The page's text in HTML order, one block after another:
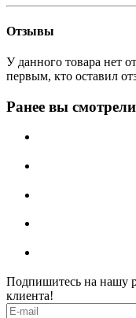
Отзывы
У данного товара нет
первым, кто оставил
Ранее вы смотрели
Подпишитесь на нашу
клиента!